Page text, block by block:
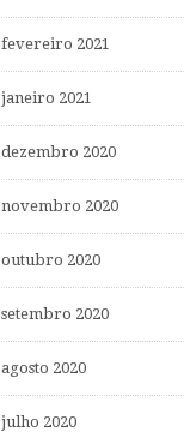
fevereiro 2021
janeiro 2021
dezembro 2020
novembro 2020
outubro 2020
setembro 2020
agosto 2020
julho 2020